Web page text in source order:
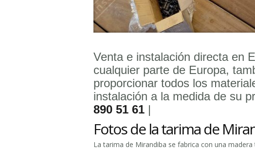
Venta e instalación directa en
cualquier parte de Europa,
proporcionar todos los
instalación a la medida de su
890 51 61 |
Fotos de la tarima de
La tarima de Mirandiba se fabrica con una